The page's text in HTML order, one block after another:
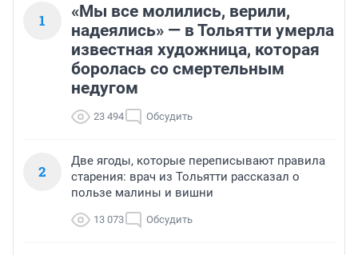
1
«Мы все молились, верили,
надеялись» — в Тольятти умерла
известная художница, которая
боролась со смертельным
недугом
23 494 Обсудить
2
Две ягоды, которые переписывают правила
старения: врач из Тольятти рассказал о
пользе малины и вишни
13 073 Обсудить